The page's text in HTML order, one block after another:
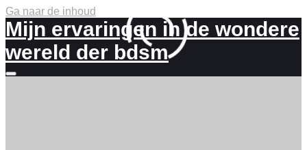
Ga naar de inhoud
Mijn ervaringen in de wondere
wereld der bdsm
Meer